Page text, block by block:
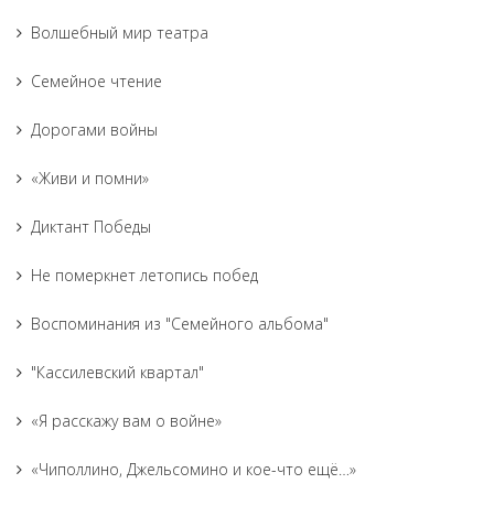
Волшебный мир театра
Семейное чтение
Дорогами войны
«Живи и помни»
Диктант Победы
Не померкнет летопись побед
Воспоминания из "Семейного альбома"
"Кассилевский квартал"
«Я расскажу вам о войне»
«Чиполлино, Джельсомино и кое-что ещё…»